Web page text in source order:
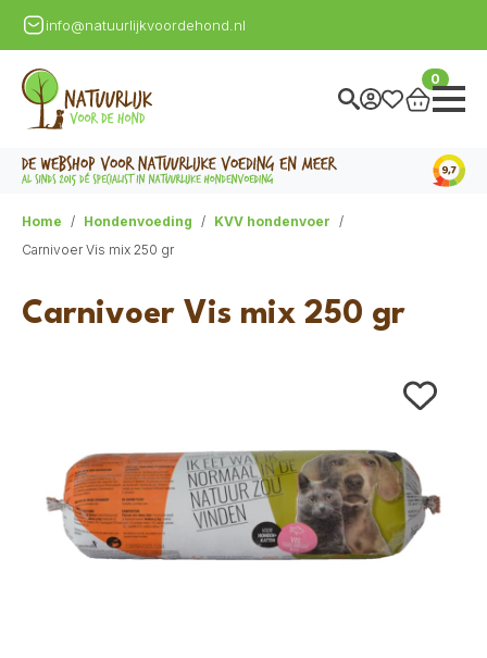
info@natuurlijkvoordehond.nl
0
Home Hondenvoeding
KVV hondenvoer
Carnivoer Vis mix 250 gr
Carnivoer Vis mix 250 gr